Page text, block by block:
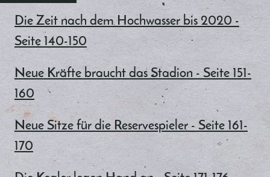
Die Zeit nach dem Hochwasser bis 2020 -
Seite 140-150
Neue Kräfte braucht das Stadion - Seite 151-
160
Neue Sitze für die Reservespieler - Seite 161-
170